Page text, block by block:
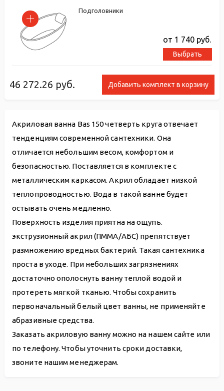
46 272.26 руб. Добавить комплект в корзину
Подголовники
от 1 740 руб.
Выбрать
Акриловая ванна Bas 150 четверть круга отвечает
тенденциям современной сантехники. Она
отличается небольшим весом, комфортом и
безопасностью. Поставляется в комплекте с
металлическим каркасом. Акрил обладает низкой
теплопроводностью. Вода в такой ванне будет
остывать очень медленно.
Поверхность изделия приятна на ощупь.
экструзионный акрил (ПММА/АБС) препятствует
размножению вредных бактерий. Такая сантехника
проста в уходе. При небольших загрязнениях
достаточно ополоснуть ванну теплой водой и
протереть мягкой тканью. Чтобы сохранить
первоначальный белый цвет ванны, не применяйте
абразивные средства.
Заказать акриловую ванну можно на нашем сайте или
по телефону. Чтобы уточнить сроки доставки,
звоните нашим менеджерам.